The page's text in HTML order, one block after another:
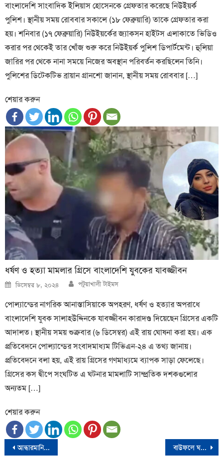
বাংলাদেশি সাংবাদিক ইলিয়াস হোসেনকে গ্রেফতার করেছে নিউইয়র্ক
পুলিশ। স্থানীয় সময় রোববার সকালে (১৮ ফেব্রুয়ারি) তাকে গ্রেফতার করা
হয়। শনিবার (১৭ ফেব্রুয়ারি) নিউইয়র্কের জ্যাকসন হাইটস এলাকাতে ভিডিও
করার পর থেকেই তার খোঁজ শুরু করে নিউইয়র্ক পুলিশ ডিপার্টমেন্ট। হুলিয়া
জারির পর থেকে নানা সময়ে নিজের অবস্থান পরিবর্তন করছিলেন তিনি।
পুলিশের ডিটেকটিভ ব্রায়ান গ্রানশো জানান, স্থানীয় সময় রোববার […]
শেয়ার করুন
ধর্ষণ ও হত্যা মামলার গ্রিসে বাংলাদেশি যুবকের যাবজ্জীবন
Posted
on
ডিসেম্বর ৮, ২০২৪ Author
পটুয়াখালী টাইমস
পোল্যান্ডের নাগরিক আনাস্তাসিয়াকে অপহরণ, ধর্ষণ ও হত্যার অপরাধে
বাংলাদেশি যুবক সালাহউদ্দিনকে যাবজ্জীবন কারাদণ্ড দিয়েছেন গ্রিসের একটি
আদালত। স্থানীয় সময় শুক্রবার (৬ ডিসেম্বর) এই রায় ঘোষনা করা হয়। এক
প্রতিবেদনে পোল্যান্ডের সংবাদমাধ্যম টিভিএন-২৪ এ তথ্য জানায়।
প্রতিবেদনে বলা হয়, এই রায় গ্রিসের গণমাধ্যমে ব্যাপক সাড়া ফেলেছে।
গ্রিসের কস দ্বীপে সংঘটিত এ ঘটনার মামলাটি সাম্প্রতিক দশকগুলোর
অন্যতম […]
শেয়ার করুন
Post
আন্ধারমানিক নদীর তীরের ৩টি অবৈধ দোকান উচ্ছেদ করলো উপজেলা নির্বাহী কর্মকর্তা বাউফলে ঘরের জানালা কেটে দুর্ধর্ষ ডাকাতি